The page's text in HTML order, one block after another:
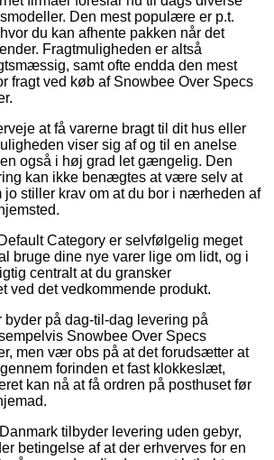
Den mest populære er p.t.
du kan afhente pakken når det
Fragtmuligheden er altså
samt ofte endda den mest
fragt ved køb af Snowbee Over Specs
at få varerne bragt til dit hus eller
viser sig af og til en anelse
også i høj grad let gængelig. Den
kan ikke benægtes at være selv at
jo stiller krav om at du bor i nærheden af
Category er selvfølgelig meget
bruge dine nye varer lige om lidt, og i
centralt at du gransker
ved det vedkommende produkt.
byder på dag-til-dag levering på
Snowbee Over Specs
men vær obs på at det forudsætter at
forinden et fast klokkeslæt,
kan nå at få ordren på posthuset før
tilbyder levering uden gebyr,
betingelse af at der erhverves for en